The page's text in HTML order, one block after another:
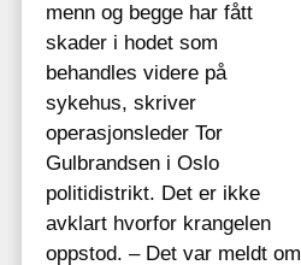
menn og begge har fått
skader i hodet som
behandles videre på
sykehus, skriver
operasjonsleder Tor
Gulbrandsen i Oslo
politidistrikt. Det er ikke
avklart hvorfor krangelen
oppstod. – Det var meldt om